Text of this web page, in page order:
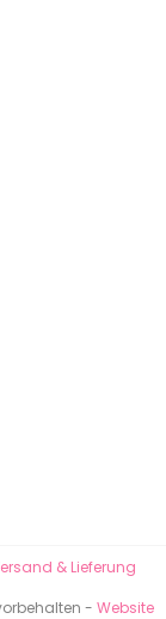
& Lieferung
- Website